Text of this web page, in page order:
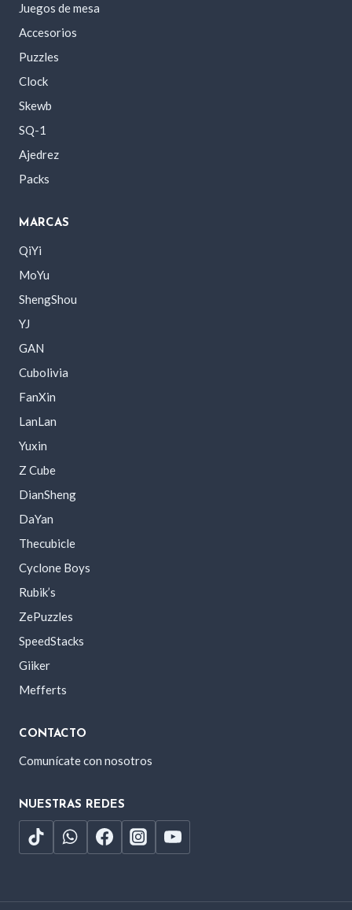
Juegos de mesa
Accesorios
Puzzles
Clock
Skewb
SQ-1
Ajedrez
Packs
MARCAS
QiYi
MoYu
ShengShou
YJ
GAN
Cubolivia
FanXin
LanLan
Yuxin
Z Cube
DianSheng
DaYan
Thecubicle
Cyclone Boys
Rubik’s
ZePuzzles
SpeedStacks
Giiker
Mefferts
CONTACTO
Comunícate con nosotros
NUESTRAS REDES